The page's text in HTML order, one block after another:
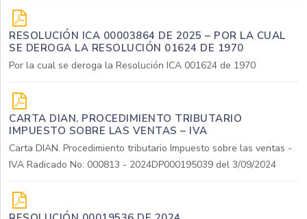
RESOLUCIÓN ICA 00003864 DE 2025 – POR LA CUAL
SE DEROGA LA RESOLUCIÓN 01624 DE 1970
Por la cual se deroga la Resolución ICA 001624 de 1970
CARTA DIAN. PROCEDIMIENTO TRIBUTARIO
IMPUESTO SOBRE LAS VENTAS – IVA
Carta DIAN. Procedimiento tributario Impuesto sobre las ventas -
IVA Radicado No: 000813 - 2024DP000195039 del 3/09/2024